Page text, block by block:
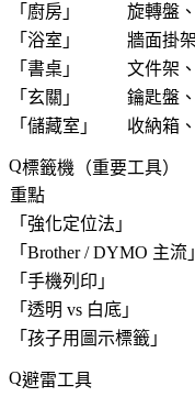
「 廚房 」
旋轉盤
「 浴室 」
牆面掛
「 書桌 」
文件架
「 玄關 」
鑰匙盤
「 儲藏室 」 收納箱
標籤機（重要工具）
重點
「 強化定位法 」
「 Brother / DYMO 主流 」
「 手機列印 」
「 透明 vs 白底 」
「 孩子用圖示標籤 」
避雷工具